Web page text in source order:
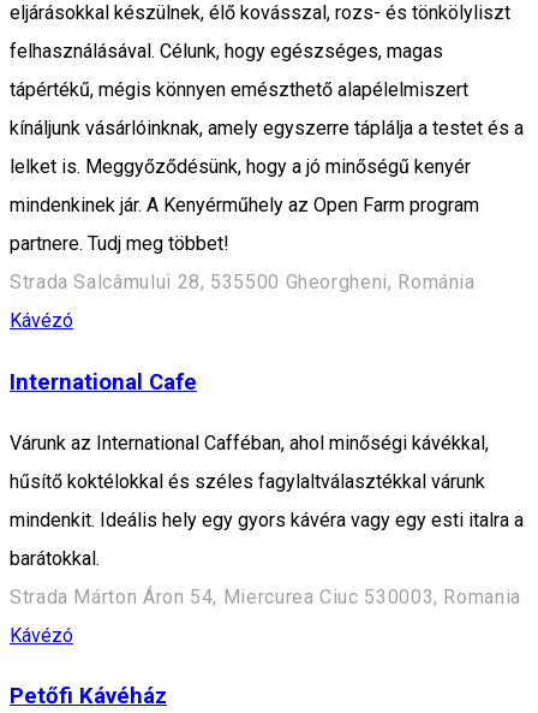
eljárásokkal készülnek, élő kovásszal, rozs- és tönkölyliszt
felhasználásával. Célunk, hogy egészséges, magas
tápértékű, mégis könnyen emészthető alapélelmiszert
kínáljunk vásárlóinknak, amely egyszerre táplálja a testet és a
lelket is. Meggyőződésünk, hogy a jó minőségű kenyér
mindenkinek jár. A Kenyérműhely az Open Farm program
partnere. Tudj meg többet!
Strada Salcâmului 28, 535500 Gheorgheni, Románia
Kávézó
International Cafe
Várunk az International Cafféban, ahol minőségi kávékkal,
hűsítő koktélokkal és széles fagylaltválasztékkal várunk
mindenkit. Ideális hely egy gyors kávéra vagy egy esti italra a
barátokkal.
Strada Márton Áron 54, Miercurea Ciuc 530003, Romania
Kávézó
Petőfi Kávéház